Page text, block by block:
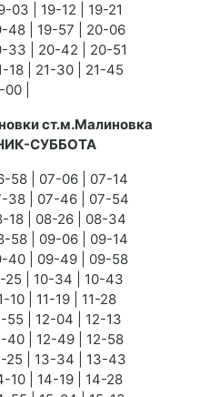
03 | 19-12 | 19-21
48 | 19-57 | 20-06
33 | 20-42 | 20-51
18 | 21-30 | 21-45
|
ст.м.Малиновка
СУББОТА
58 | 07-06 | 07-14
38 | 07-46 | 07-54
18 | 08-26 | 08-34
58 | 09-06 | 09-14
40 | 09-49 | 09-58
25 | 10-34 | 10-43
10 | 11-19 | 11-28
55 | 12-04 | 12-13
40 | 12-49 | 12-58
25 | 13-34 | 13-43
10 | 14-19 | 14-28